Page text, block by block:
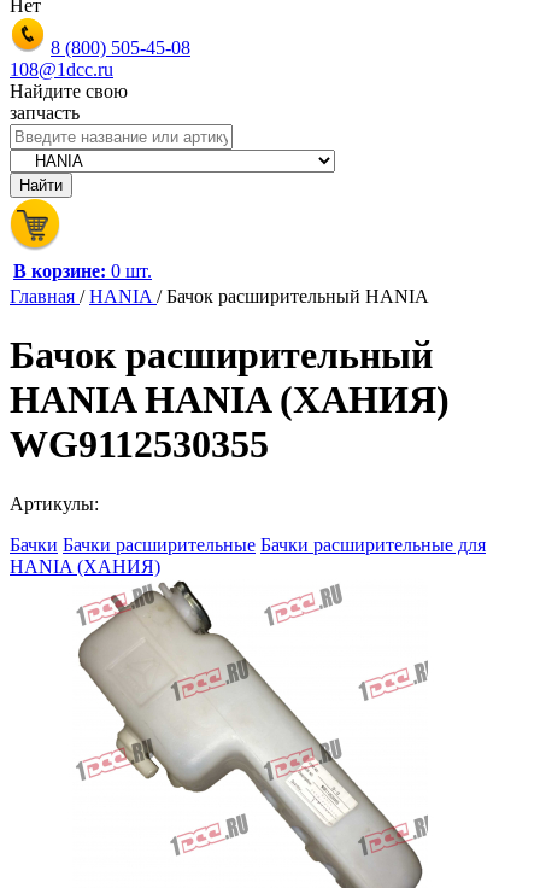
Нет
8 (800) 505-45-08
108@1dcc.ru
Найдите свою
запчасть
В корзине: 0 шт.
Главная /HANIA /Бачок расширительный HANIA
Бачок расширительный
HANIA HANIA (ХАНИЯ)
WG9112530355
Артикулы:
Бачки Бачки расширительные Бачки расширительные для
HANIA (ХАНИЯ)